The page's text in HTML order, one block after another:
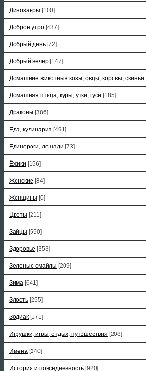
Динозавры [100]
Доброе утро [437]
Добрый день [72]
Добрый вечер [147]
Домашние животные козы, овцы, коровы, свиньи
Домашняя птица, куры, утки, гуси [185]
Драконы [386]
Еда, кулинария [491]
Единороги, лошади [73]
Ёжики [156]
Женские [84]
Женщины [0]
Цветы [211]
Зайцы [550]
Здоровье [353]
Зеленые смайлы [209]
Зима [641]
Злость [255]
Зодиак [171]
Игрушки, игры, отдых, путешествия [208]
Имена [240]
История и повседневность [920]